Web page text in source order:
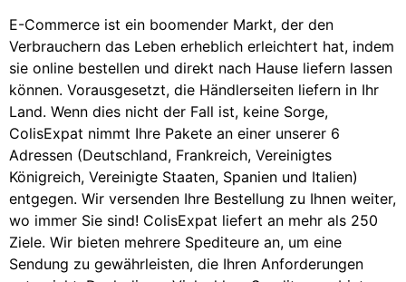
E-Commerce ist ein boomender Markt, der den
Verbrauchern das Leben erheblich erleichtert hat, indem
sie online bestellen und direkt nach Hause liefern lassen
können. Vorausgesetzt, die Händlerseiten liefern in Ihr
Land. Wenn dies nicht der Fall ist, keine Sorge,
ColisExpat nimmt Ihre Pakete an einer unserer 6
Adressen (Deutschland, Frankreich, Vereinigtes
Königreich, Vereinigte Staaten, Spanien und Italien)
entgegen. Wir versenden Ihre Bestellung zu Ihnen weiter,
wo immer Sie sind! ColisExpat liefert an mehr als 250
Ziele. Wir bieten mehrere Spediteure an, um eine
Sendung zu gewährleisten, die Ihren Anforderungen